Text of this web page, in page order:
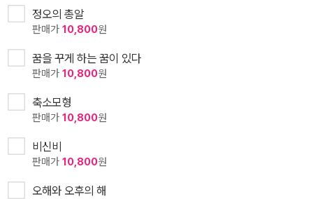
정오의 총알
판매가 10,800원
꿈을 꾸게 하는 꿈이 있다
판매가 10,800원
축소모형
판매가 10,800원
비신비
판매가 10,800원
오해와 오후의 해